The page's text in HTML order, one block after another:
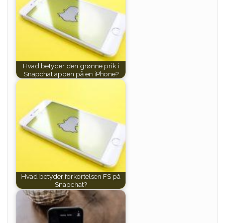
Hvad betyder den grønne prik i
Snapchat appen på en iPhone?
Hvad betyder forkortelsen FS på
Snapchat?